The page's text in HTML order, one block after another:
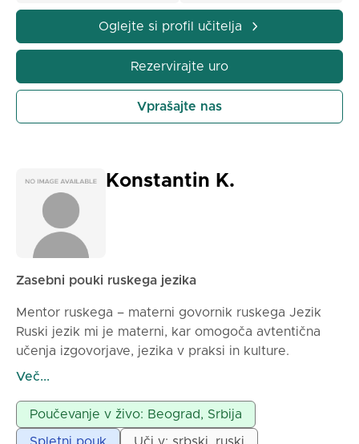
Oglejte si profil učitelja
Rezervirajte uro
Vprašajte nas
Konstantin K.
Zasebni pouki ruskega jezika
Mentor ruskega – materni govornik ruskega Jezik
Ruski jezik mi je materni, kar omogoča avtentična
učenja izgovorjave, jezika v praksi in kulture.
Delujem po sodobnih metodah, z individualnim
konverzaciji, gramatiki in praktični uporabi jezika v
vsakodnevnih in poslovnih situacijah. Pripravljam
Več...
Poučevanje v živo: Beograd, Srbija